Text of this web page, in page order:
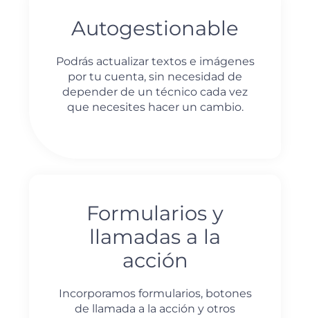
Autogestionable
Podrás actualizar textos e imágenes
por tu cuenta, sin necesidad de
depender de un técnico cada vez
que necesites hacer un cambio.
Formularios y
llamadas a la
acción
Incorporamos formularios, botones
de llamada a la acción y otros